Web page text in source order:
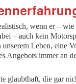
wenn er –
– auch kein
Leben, eine
Angebots immer an
glaubthaft, die gar